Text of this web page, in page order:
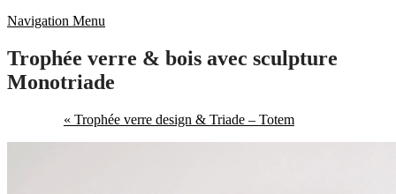
Navigation Menu
Trophée verre & bois avec sculpture
Monotriade
« Trophée verre design & Triade – Totem